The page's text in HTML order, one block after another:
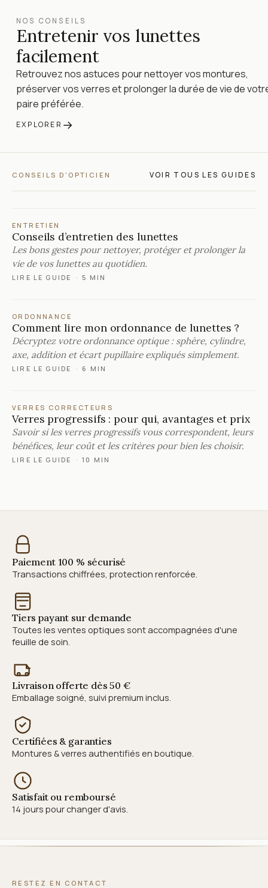
NOS CONSEILS
Entretenir vos lunettes
facilement
Retrouvez nos astuces pour nettoyer vos montures,
préserver vos verres et prolonger la durée de vie de
paire préférée.
EXPLORER →
CONSEILS D'OPTICIEN VOIR TOUS LES GUIDES
ENTRETIEN
Conseils d’entretien des lunettes
Les bons gestes pour nettoyer, protéger et prolonger la
vie de vos lunettes au quotidien.
LIRE LE GUIDE · 5 MIN
ORDONNANCE
Comment lire mon ordonnance de lunettes ?
Décryptez votre ordonnance optique : sphère, cylindre,
axe, addition et écart pupillaire expliqués simplement.
LIRE LE GUIDE · 6 MIN
VERRES CORRECTEURS
Verres progressifs : pour qui, avantages et prix
Savoir si les verres progressifs vous correspondent, leurs
bénéfices, leur coût et les critères pour bien les choisir.
LIRE LE GUIDE · 10 MIN
Paiement 100 % sécurisé
Transactions chiffrées, protection renforcée.
Tiers payant sur demande
Toutes les ventes optiques sont accompagnées d'une
feuille de soin.
Livraison offerte dès 50 €
Emballage soigné, suivi premium inclus.
Certifiées & garanties
Montures & verres authentifiés en boutique.
Satisfait ou remboursé
14 jours pour changer d'avis.
RESTEZ EN CONTACT